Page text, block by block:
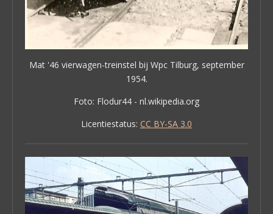
Mat '46 vierwagen-treinstel bij Wpc Tilburg, september
1954.
Foto: Flodur44 - nl.wikipedia.org
Licentiestatus: CC BY-SA 3.0